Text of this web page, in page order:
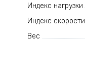
Индекс нагрузки
Индекс скорости
Вес